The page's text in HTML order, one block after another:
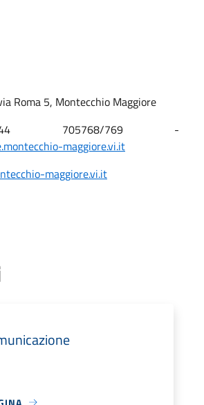
Roma 5, Montecchio Maggiore
705768/769 -
maggiore.vi.it
maggiore.vi.it